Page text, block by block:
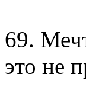
69.
это не